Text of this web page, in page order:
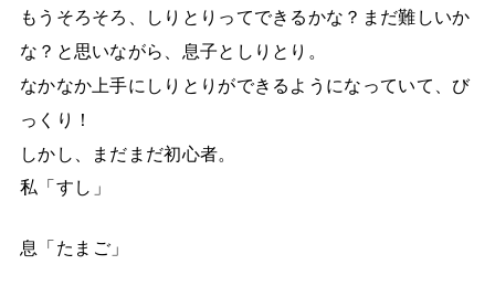
もうそろそろ、しりとりってできるかな？まだ難しいか
な？と思いながら、息子としりとり。
なかなか上手にしりとりができるようになっていて、び
っくり！
しかし、まだまだ初心者。
私「すし」
息「たまご」